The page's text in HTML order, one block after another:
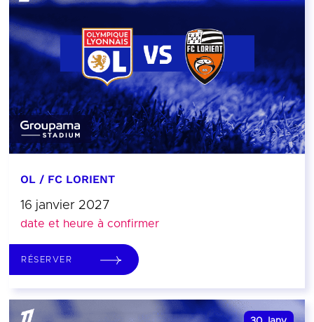
OL / FC LORIENT
16 janvier 2027
date et heure à confirmer
RÉSERVER